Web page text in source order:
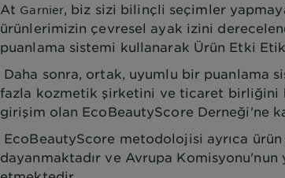
At Garnier, biz sizi bilinçli seçimler
ürünlerimizin çevresel ayak izini
puanlama sistemi kullanarak Ürün Etki
Daha sonra, ortak, uyumlu bir puanlama
fazla kozmetik şirketini ve ticaret birliğini
girişim olan EcoBeautyScore Derneği'ne
EcoBeautyScore metodolojisi ayrıca
dayanmaktadır ve Avrupa